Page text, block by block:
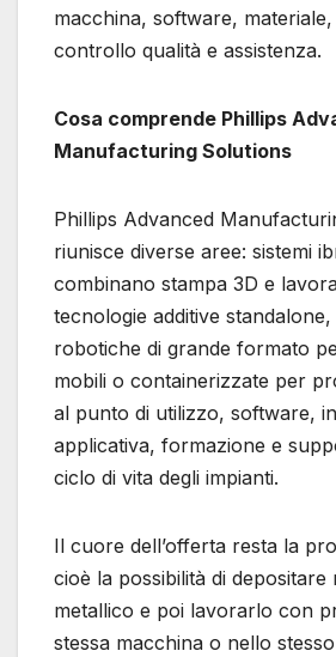
macchina, software,
controllo qualità e assistenza.
Cosa comprende Phillips
Manufacturing Solutions
Phillips Advanced
riunisce diverse aree: sistemi
combinano stampa 3D e
tecnologie additive
robotiche di grande formato
mobili o containerizzate per
al punto di utilizzo, software,
applicativa, formazione e
ciclo di vita degli impianti.
Il cuore dell’offerta resta la
cioè la possibilità di depositare
metallico e poi lavorarlo con
stessa macchina o nello